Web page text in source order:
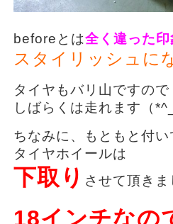
beforeとは全く違った印
スタイリッシュに
タイヤもバリ山ですので
しばらくは走れます（
ちなみに、もともと付い
タイヤホイールは
下取り させて頂きま
18インチなの